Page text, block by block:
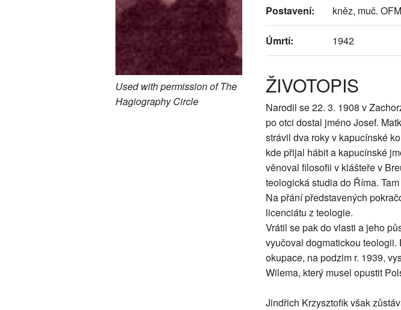
Used with permission of The
Hagiography Circle
Postavení: kněz, muč.
Úmrtí: 1942
ŽIVOTOPIS
Narodil se 22. 3. 1908 v
po otci dostal jméno Josef.
strávil dva roky v kapucínské
kde přijal hábit a kapucínské
věnoval filosofii v klášteře v
teologická studia do Říma.
Na přání představených
licenciátu z teologie.
Vrátil se pak do vlasti a jeho
vyučoval dogmatickou teologii.
okupace, na podzim r. 1939,
Wilema, který musel opustit
Jindřich Krzysztofik však